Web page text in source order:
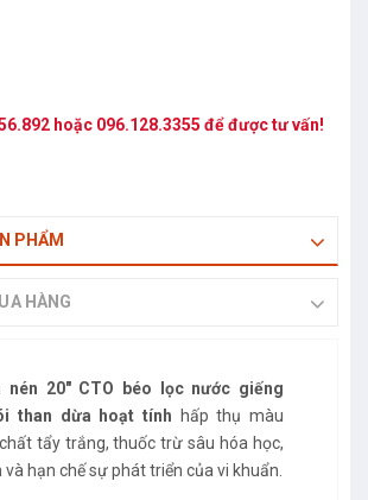
hoặc 096.128.3355 để được tư vấn!
PHẨM
HÀNG
nén 20" CTO béo lọc nước giếng
than dừa hoạt tính hấp thụ màu
tẩy trắng, thuốc trừ sâu hóa học,
hạn chế sự phát triển của vi khuẩn.